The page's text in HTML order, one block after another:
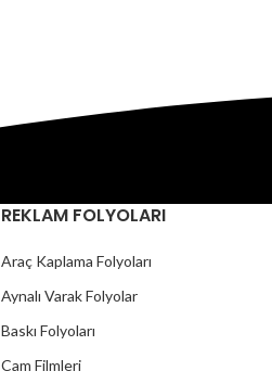
REKLAM FOLYOLARI
Araç Kaplama Folyoları
Aynalı Varak Folyolar
Baskı Folyoları
Cam Filmleri